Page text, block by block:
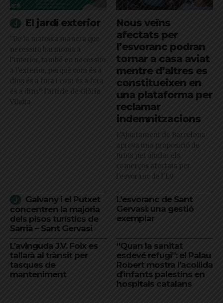
El jardí exterior
"De la mateixa manera que
necessito harmonia a
l’interior, també en necessito
a l’exterior, perquè com és a
dins és a fora i com és a fora
és a dins": l'article de Glòria
Vilalta
Nous veïns
afectats per
l’esvoranc podran
tornar a casa aviat
mentre d’altres es
constitueixen en
una plataforma per
reclamar
indemnitzacions
L’Ajuntament de Barcelona
aprova una proposició de
Junts per ajudar els
comerços afectats per
l'esvoranc de l'L9
Galvany i el Putxet
concentren la majoria
dels pisos turístics de
Sarrià – Sant Gervasi
L’esvoranc de Sant
Gervasi: una gestió
exemplar
L’avinguda J.V. Foix es
tallarà al trànsit per
tasques de
manteniment
“Quan la sanitat
esdevé refugi”: el Palau
Robert mostra l’acollida
d’infants palestins en
hospitals catalans